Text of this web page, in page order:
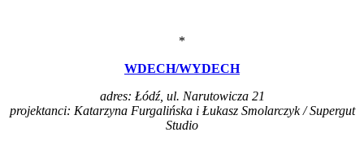
*
WDECH/WYDECH
adres: Łódź, ul. Narutowicza 21
projektanci: Katarzyna Furgalińska i Łukasz Smolarczyk / Supergut
Studio